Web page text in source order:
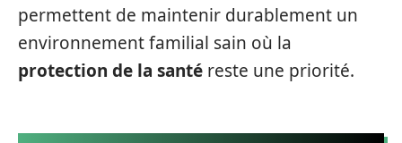
permettent de maintenir durablement un
environnement familial sain où la
protection de la santé reste une priorité.